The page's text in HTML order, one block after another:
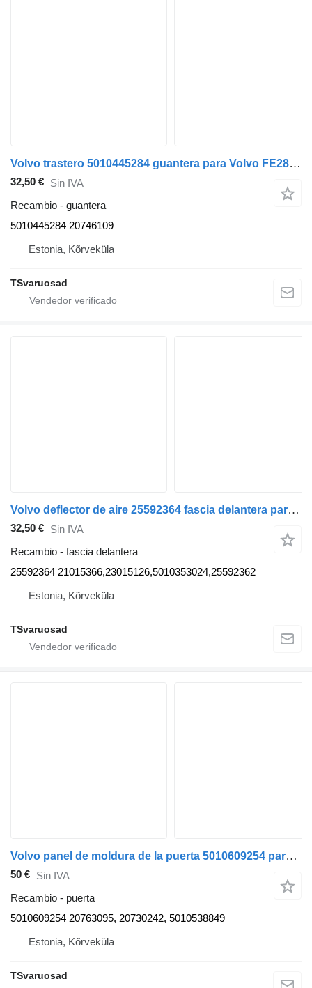
Volvo trastero 5010445284 guantera para Volvo FE280 camión
32,50 € Sin IVA
Recambio - guantera
5010445284 20746109
Estonia, Kõrveküla
TSvaruosad
Volvo deflector de aire 25592364 fascia delantera para Volvo FE280 camión
32,50 € Sin IVA
Recambio - fascia delantera
25592364 21015366,23015126,5010353024,25592362
Estonia, Kõrveküla
TSvaruosad
Volvo panel de moldura de la puerta 5010609254 para Volvo FE280 camión
50 € Sin IVA
Recambio - puerta
5010609254 20763095, 20730242, 5010538849
Estonia, Kõrveküla
TSvaruosad